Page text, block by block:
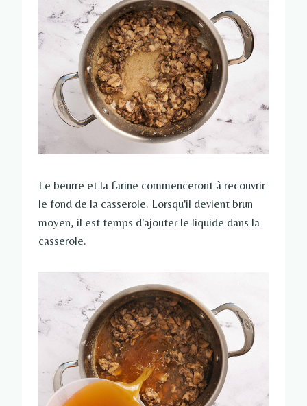
Le beurre et la farine commenceront à recouvrir
le fond de la casserole. Lorsqu'il devient brun
moyen, il est temps d'ajouter le liquide dans la
casserole.